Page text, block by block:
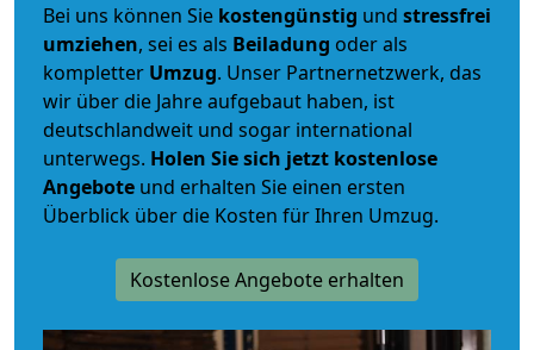
Bei uns können Sie kostengünstig und stressfrei
umziehen, sei es als Beiladung oder als
kompletter Umzug. Unser Partnernetzwerk, das
wir über die Jahre aufgebaut haben, ist
deutschlandweit und sogar international
unterwegs. Holen Sie sich jetzt kostenlose
Angebote und erhalten Sie einen ersten
Überblick über die Kosten für Ihren Umzug.
Kostenlose Angebote erhalten